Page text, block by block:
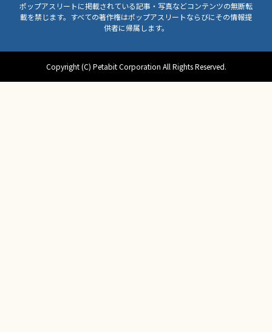
ポップアスリートに掲載されている記事・写真などコンテンツの無断転
載を禁じます。すべての著作権はポップアスリートならびにその情報提
供者に帰属します。
Copyright (C) Petabit Corporation All Rights Reserved.